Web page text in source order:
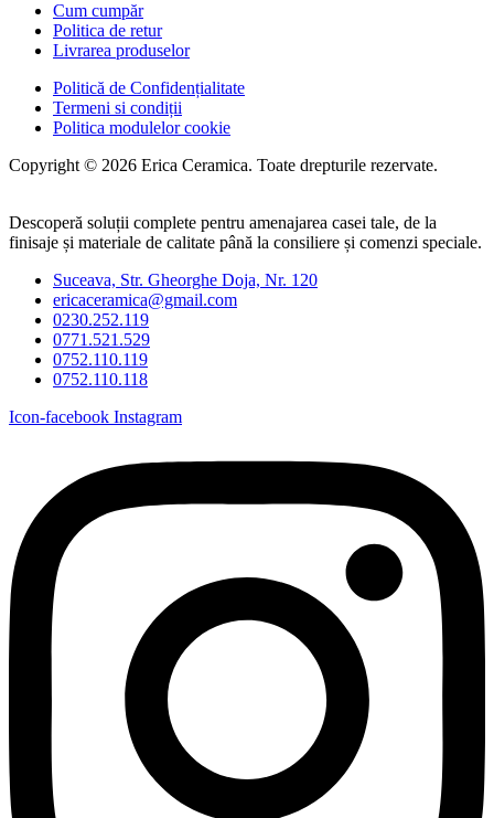
Cum cumpăr
Politica de retur
Livrarea produselor
Politică de Confidențialitate
Termeni si condiții
Politica modulelor cookie
Copyright © 2026 Erica Ceramica. Toate drepturile rezervate.
Descoperă soluții complete pentru amenajarea casei tale, de la
finisaje și materiale de calitate până la consiliere și comenzi speciale.
Suceava, Str. Gheorghe Doja, Nr. 120
ericaceramica@gmail.com
0230.252.119
0771.521.529
0752.110.119
0752.110.118
Icon-facebook Instagram